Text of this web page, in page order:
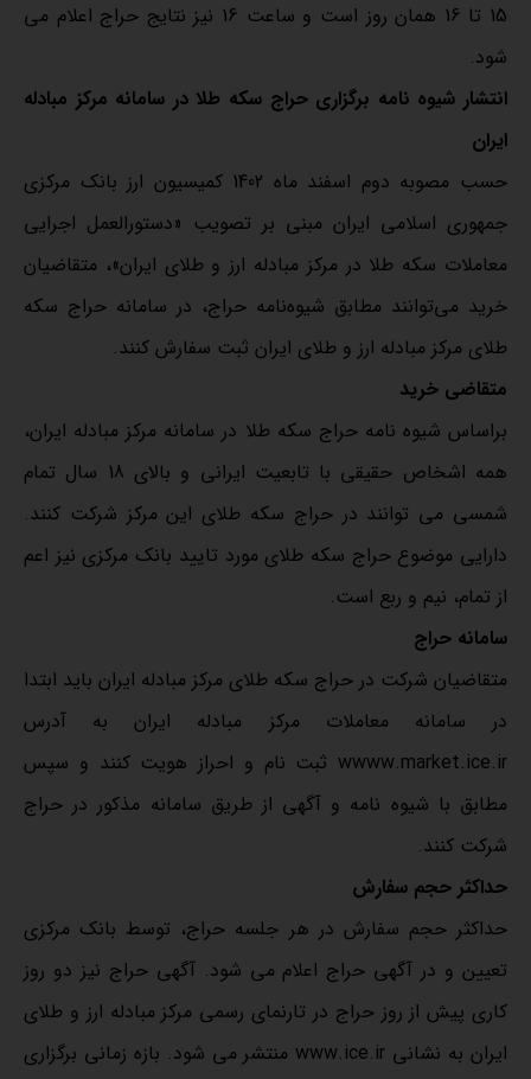
15 تا 16 همان روز است و ساعت 16 نیز نتایج حراج اعلام می
شود.
انتشار شیوه نامه برگزاری حراج سکه طلا در سامانه مرکز مبادله
ایران
حسب مصوبه دوم اسفند ماه 1402 کمیسیون ارز بانک مرکزی
جمهوری اسلامی ایران مبنی بر تصویب «دستورالعمل اجرایی
معاملات سکه طلا در مرکز مبادله ارز و طلای ایران»، متقاضیان
خرید می‌توانند مطابق شیوه‌نامه حراج، در سامانه حراج سکه
طلای مرکز مبادله ارز و طلای ایران ثبت سفارش کنند.
متقاضی خرید
براساس شیوه نامه حراج سکه طلا در سامانه مرکز مبادله ایران،
همه اشخاص حقیقی با تابعیت ایرانی و بالای 18 سال تمام
شمسی می توانند در حراج سکه طلای این مرکز شرکت کنند.
دارایی موضوع حراج سکه طلای مورد تایید بانک مرکزی نیز اعم
از تمام، نیم و ربع است.
سامانه حراج
متقاضیان شرکت در حراج سکه طلای مرکز مبادله ایران باید ابتدا
در سامانه معاملات مرکز مبادله ایران به آدرس
wwww.market.ice.ir ثبت نام و احراز هویت کنند و سپس
مطابق با شیوه نامه و آگهی از طریق سامانه مذکور در حراج
شرکت کنند.
حداکثر حجم سفارش
حداکثر حجم سفارش در هر جلسه حراج، توسط بانک مرکزی
تعیین و در آگهی حراج اعلام می شود. آگهی حراج نیز دو روز
کاری پیش از روز حراج در تارنمای رسمی مرکز مبادله ارز و طلای
ایران به نشانی www.ice.ir منتشر می شود. بازه زمانی برگزاری